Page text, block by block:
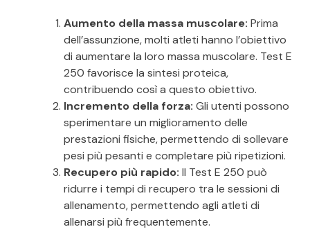
Aumento della massa muscolare: Prima
dell’assunzione, molti atleti hanno l’obiettivo
di aumentare la loro massa muscolare. Test E
250 favorisce la sintesi proteica,
contribuendo così a questo obiettivo.
Incremento della forza: Gli utenti possono
sperimentare un miglioramento delle
prestazioni fisiche, permettendo di sollevare
pesi più pesanti e completare più ripetizioni.
Recupero più rapido: Il Test E 250 può
ridurre i tempi di recupero tra le sessioni di
allenamento, permettendo agli atleti di
allenarsi più frequentemente.